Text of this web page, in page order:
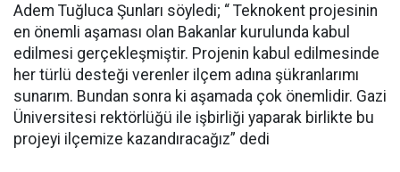
Adem Tuğluca Şunları söyledi; “ Teknokent projesinin
en önemli aşaması olan Bakanlar kurulunda kabul
edilmesi gerçekleşmiştir. Projenin kabul edilmesinde
her türlü desteği verenler ilçem adına şükranlarımı
sunarım. Bundan sonra ki aşamada çok önemlidir. Gazi
Üniversitesi rektörlüğü ile işbirliği yaparak birlikte bu
projeyi ilçemize kazandıracağız” dedi